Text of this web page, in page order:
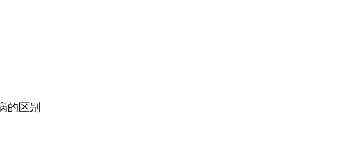
的区别